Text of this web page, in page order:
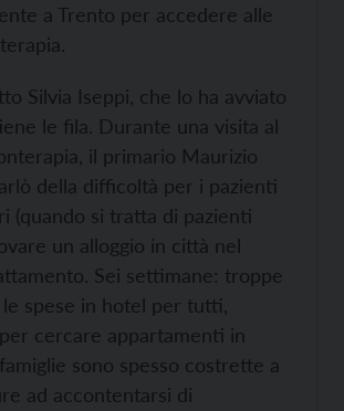
a Trento per accedere alle
Silvia Iseppi, che lo ha avviato
le fila. Durante una visita al
il primario Maurizio
della difficoltà per i pazienti
(quando si tratta di pazienti
un alloggio in città nel
Sei settimane: troppe
spese in hotel per tutti,
cercare appartamenti in
sono spesso costrette a
ad accontentarsi di